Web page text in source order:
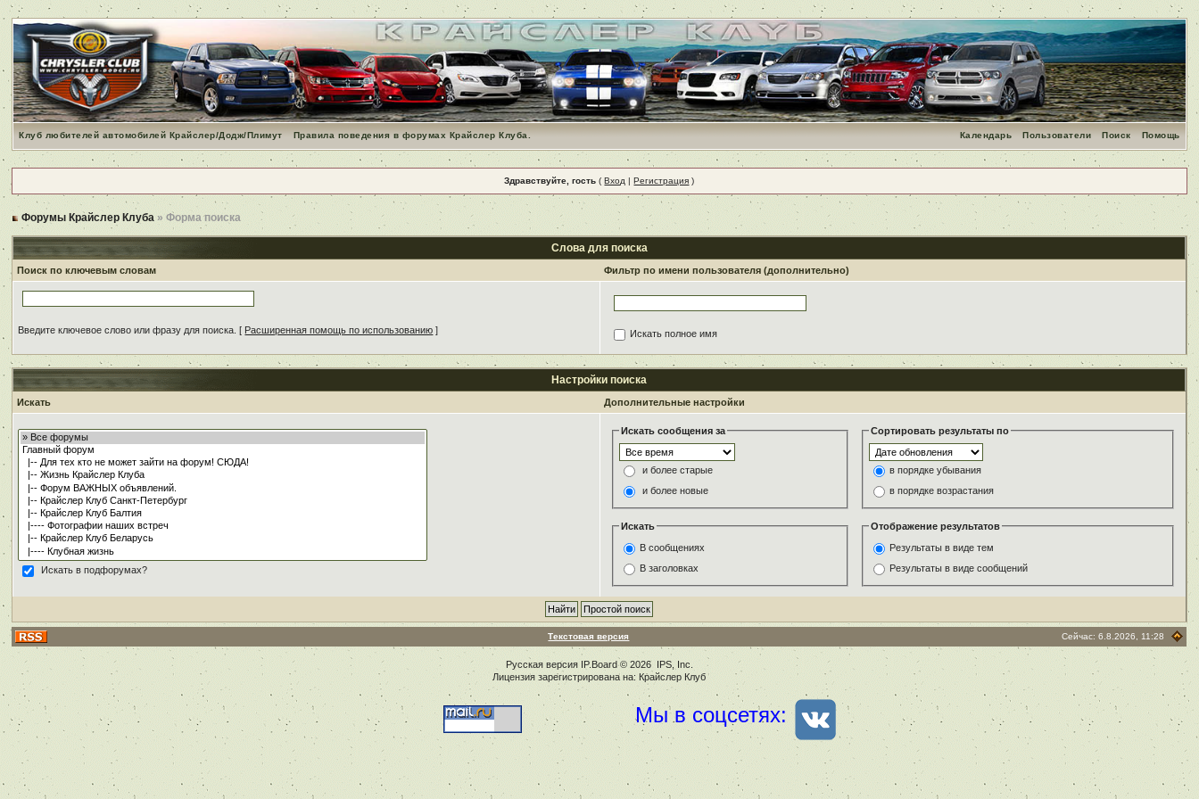
Клуб любителей автомобилей Крайслер/Додж/Плимут Правила поведения в форумах Крайслер Клуба. Помощь
Поиск
Пользователи
Календарь
Здравствуйте, гость (Вход |Регистрация )
Форумы Крайслер Клуба » Форма поиска
Слова для поиска
Поиск по ключевым словам Фильтр по имени пользователя (дополнительно)
Введите ключевое слово или фразу для поиска. [ Расширенная помощь по использованию ] Искать полное имя
Настройки поиска
Искать Дополнительные настройки
Искать в подфорумах?
Искать сообщения за
и более старые
и более новые
Сортировать результаты по
в порядке убывания
в порядке возрастания
Искать
В сообщениях
В заголовках
Отображение результатов
Результаты в виде тем
Результаты в виде сообщений
Текстовая версия Сейчас: 6.8.2026, 11:28
Русская версия IP.Board© 2026 IPS, Inc
Лицензия зарегистрирована на: Крайслер Клуб
Мы в соцсетях: